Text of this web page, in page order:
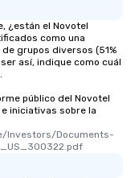
¿están el Novotel
como una
grupos diversos (51%
así, indique como cuál
público del Novotel
iniciativas sobre la
Investors/Documents-